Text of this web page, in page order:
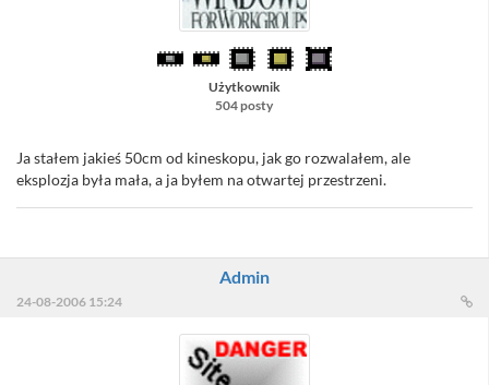
Użytkownik
504 posty
Ja stałem jakieś 50cm od kineskopu, jak go rozwalałem, ale
eksplozja była mała, a ja byłem na otwartej przestrzeni.
Admin
24-08-2006 15:24